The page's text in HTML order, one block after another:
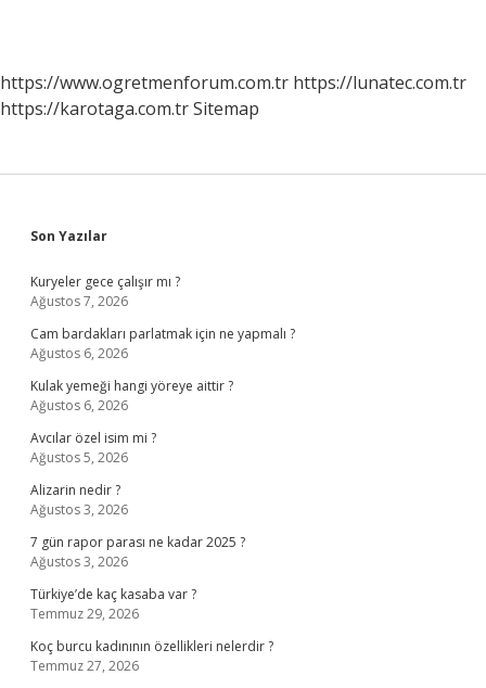
https://www.ogretmenforum.com.tr https://lunatec.com.tr
https://karotaga.com.trSitemap
Sidebar
Son Yazılar
Kuryeler gece çalışır mı ?
Ağustos 7, 2026
Cam bardakları parlatmak için ne yapmalı ?
Ağustos 6, 2026
Kulak yemeği hangi yöreye aittir ?
Ağustos 6, 2026
Avcılar özel isim mi ?
Ağustos 5, 2026
Alizarin nedir ?
Ağustos 3, 2026
7 gün rapor parası ne kadar 2025 ?
Ağustos 3, 2026
Türkiye’de kaç kasaba var ?
Temmuz 29, 2026
Koç burcu kadınının özellikleri nelerdir ?
Temmuz 27, 2026